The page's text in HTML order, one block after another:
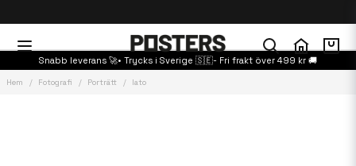
Snabb leverans 🚀• Trycks i Sverige 🇸🇪- Fri frakt över 499 kr 🚚
Hem Fotografi Porträtt lato